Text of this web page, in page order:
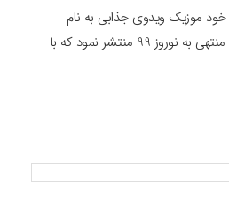
موزیک ویدوی جذابی به نام
دستاتو بده من را در روزهای منتهی به نوروز 99 منتشر نمود که با